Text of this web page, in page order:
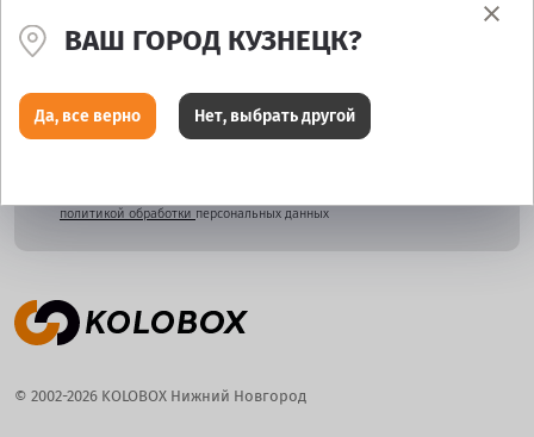
политикой обработки персональных данных
© 2002-2026 KOLOBOX Нижний Новгород
ВАШ ГОРОД КУЗНЕЦК?
Да, все верно Нет, выбрать другой